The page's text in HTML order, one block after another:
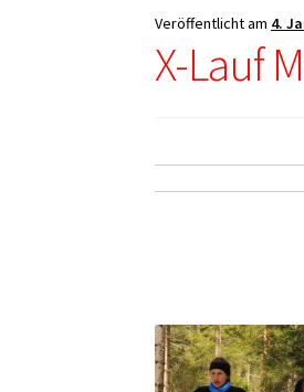
Veröffentlicht am 4.
X-Lauf